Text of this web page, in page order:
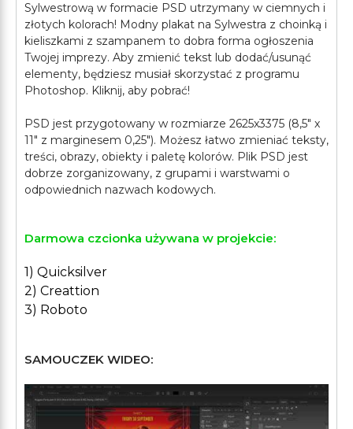
Sylwestrową w formacie PSD utrzymany w ciemnych i
złotych kolorach! Modny plakat na Sylwestra z choinką i
kieliszkami z szampanem to dobra forma ogłoszenia
Twojej imprezy. Aby zmienić tekst lub dodać/usunąć
elementy, będziesz musiał skorzystać z programu
Photoshop. Kliknij, aby pobrać!
PSD jest przygotowany w rozmiarze 2625x3375 (8,5″ x
11″ z marginesem 0,25″). Możesz łatwo zmieniać teksty,
treści, obrazy, obiekty i paletę kolorów. Plik PSD jest
dobrze zorganizowany, z grupami i warstwami o
Darmowa czcionka używana w projekcie:
1) Quicksilver
2) Creattion
3) Roboto
SAMOUCZEK WIDEO: